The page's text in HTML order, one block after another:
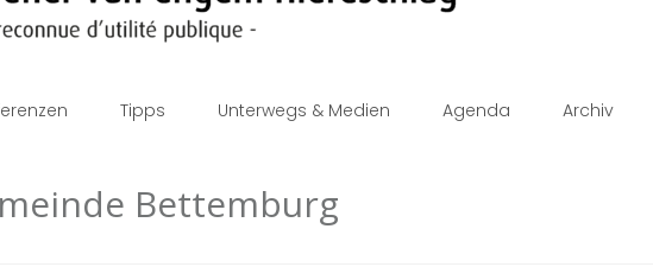
Tipps Unterwegs & Medien Agenda Archiv
Bettemburg